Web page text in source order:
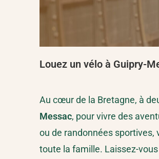
Louez un vélo à Guipry-
Au cœur de la Bretagne, à
Messac, pour vivre des
ou de randonnées sportives,
toute la famille. Laissez-